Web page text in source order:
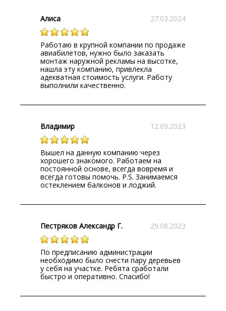
27.03.2024
Алиса
Работаю в крупной компании по продаже
авиабилетов, нужно было заказать
монтаж наружной рекламы на высотке,
нашла эту компанию, привлекла
адекватная стоимость услуги. Работу
выполнили качественно.
12.09.2023
Владимир
Вышел на данную компанию через
хорошего знакомого. Работаем на
постоянной основе, всегда вовремя и
всегда готовы помочь. P.S. Занимаемся
остеклением балконов и лоджий.
29.08.2023
Пестряков Александр Г.
По предписанию администрации
необходимо было снести пару деревьев
у себя на участке. Ребята сработали
быстро и оперативно. Спасибо!